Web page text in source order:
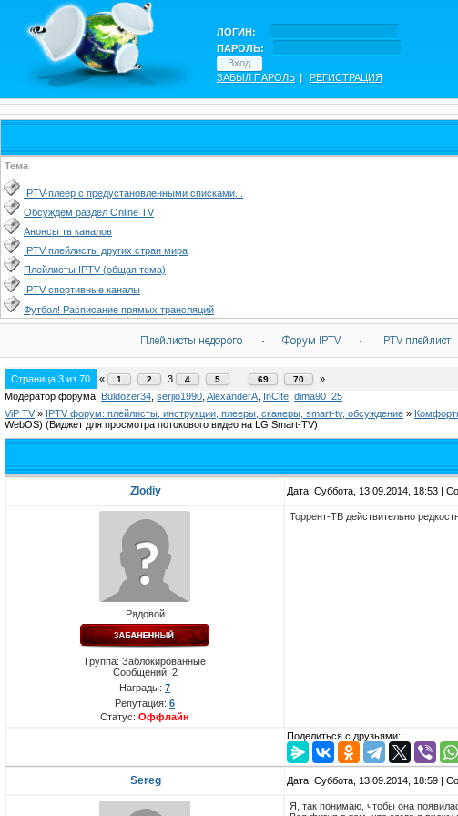
ЛОГИН:
ПАРОЛЬ:
ЗАБЫЛ ПАРОЛЬ | РЕГИСТРАЦИЯ
Тема
IPTV-плеер с предустановленными списками...
Обсуждем раздел Online TV
Анонсы тв каналов
IPTV плейлисты других стран мира
Плейлисты IPTV (общая тема)
IPTV спортивные каналы
Футбол! Расписание прямых трансляций
Плейлисты недорого · Форум IPTV · IPTV плейлист
Страница 3 из 70 « 1 2 3 4 5 69 70
»
Модератор форума: Buldozer34 serjio1990 AlexanderA InCite dima90_25
ViP TV » IPTV форум: плейлисты, инструкции, плееры, сканеры, smart-tv, обсуждение »
WebOS) (Виджет для просмотра потокового видео на LG Smart-TV)
Zlodiy Дата: Суббота, 13.09.2014, 18:53 |
Рядовой
Группа: Заблокированные
Сообщений: 2
Награды: 7
Репутация: 6
Статус: Оффлайн
Торрент-ТВ действительно
Поделиться с друзьями:
Sereg Дата: Суббота, 13.09.2014, 18:59 |
Я, так понимаю, чтобы она